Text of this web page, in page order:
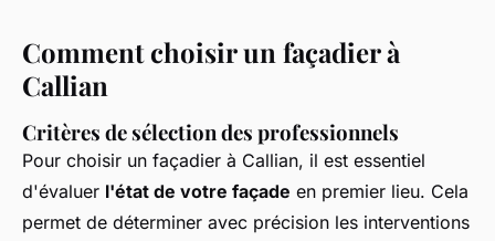
Comment choisir un façadier à
Callian
Critères de sélection des professionnels
Pour choisir un façadier à Callian, il est essentiel
d'évaluer l'état de votre façade en premier lieu. Cela
permet de déterminer avec précision les interventions